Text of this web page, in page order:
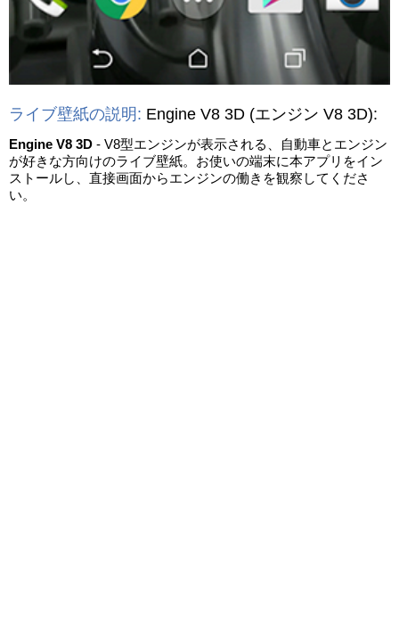
ライブ壁紙の説明: Engine V8 3D (エンジン V8 3D):
Engine V8 3D - V8型エンジンが表示される、自動車とエンジン
が好きな方向けのライブ壁紙。お使いの端末に本アプリをイン
ストールし、直接画面からエンジンの働きを観察してくださ
い。